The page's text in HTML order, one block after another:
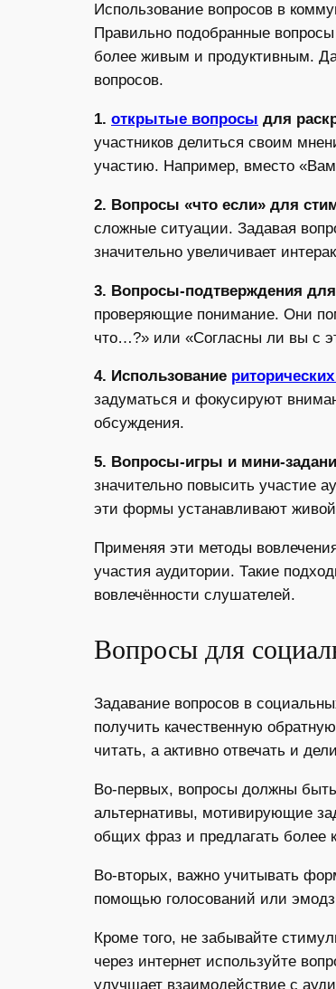
Использование вопросов в
Правильно подобранные
более живым и продуктивным.
вопросов.
1. открытые вопросы для
участников делиться своим
участию. Например, вместо
2. Вопросы «что если» для
сложные ситуации. Задавая
значительно увеличивает
3. Вопросы-подтверждения для
проверяющие понимание. Они
что…?» или «Согласны ли вы с
4. Использование
задуматься и фокусируют
обсуждения.
5. Вопросы-игры и мини-
значительно повысить участие
эти формы устанавливают
Применяя эти методы
участия аудитории. Такие
вовлечённости слушателей.
Вопросы для
Задавание вопросов в
получить качественную
читать, а активно отвечать и
Во-первых, вопросы должны
альтернативы, мотивирующие
общих фраз и предлагать более
Во-вторых, важно учитывать
помощью голосований или
Кроме того, не забывайте
через интернет используйте
улучшает взаимодействие с